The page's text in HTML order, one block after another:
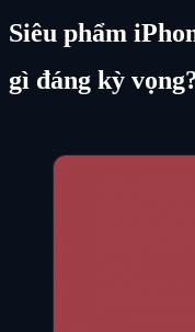
Siêu phẩm
gì đáng kỳ